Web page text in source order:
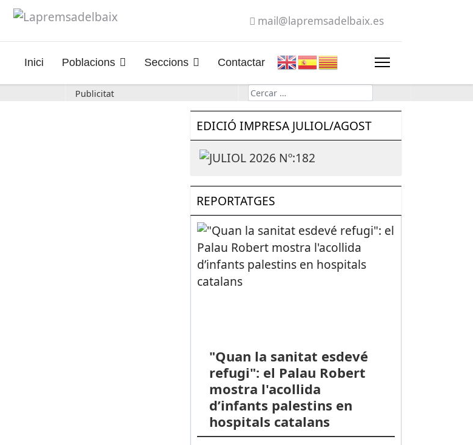
mail@lapremsadelbaix.es
Inici Poblacions Seccions Contactar
Publicitat Cerca
EDICIÓ IMPRESA JULIOL/AGOST
REPORTATGES
"Quan la sanitat esdevé
refugi": el Palau Robert
mostra l'acollida
d’infants palestins en
hospitals catalans